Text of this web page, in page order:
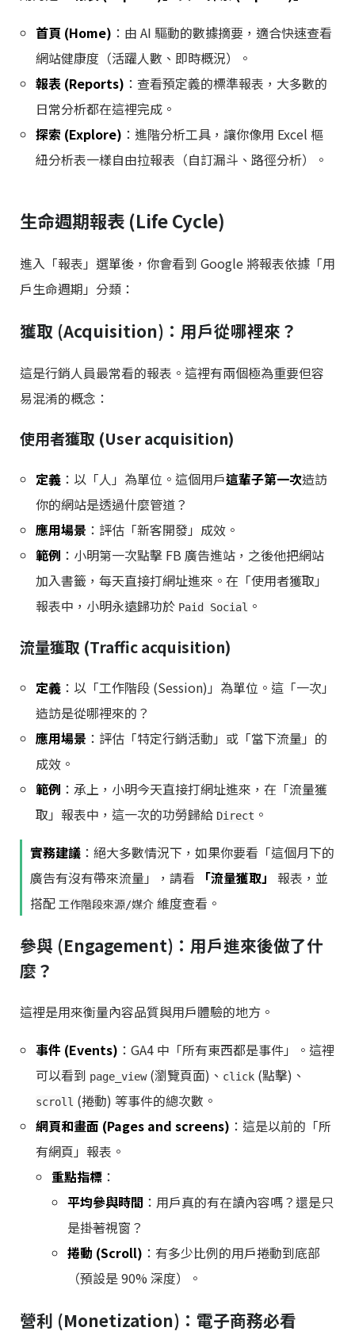
首頁 (Home) ：由 AI 驅動的數據摘要，適合快速查看
網站健康度（活躍人數、即時概況）。
報表 (Reports) ：查看預定義的標準報表，大多數的
日常分析都在這裡完成。
探索 (Explore) ：進階分析工具，讓你像用 Excel 樞
紐分析表一樣自由拉報表（自訂漏斗、路徑分析）。
生命週期報表 (Life Cycle)
進入「報表」選單後，你會看到 Google 將報表依據「用
戶生命週期」分類：
獲取 (Acquisition)：用戶從哪裡來？
這是行銷人員最常看的報表。這裡有兩個極為重要但容
易混淆的概念：
使用者獲取 (User acquisition)
定義 ：以「人」為單位。這個用戶這輩子第一次造訪
你的網站是透過什麼管道？
應用場景 ：評估「新客開發」成效。
範例 ：小明第一次點擊 FB 廣告進站，之後他把網站
加入書籤，每天直接打網址進來。在「使用者獲取」
報表中，小明永遠歸功於 Paid Social 。
流量獲取 (Traffic acquisition)
定義 ：以「工作階段 (Session)」為單位。這「一次」
造訪是從哪裡來的？
應用場景 ：評估「特定行銷活動」或「當下流量」的
成效。
範例 ：承上，小明今天直接打網址進來，在「流量獲
取」報表中，這一次的功勞歸給 Direct 。
實務建議 ：絕大多數情況下，如果你要看「這個月下的
廣告有沒有帶來流量」，請看
「流量獲取」 報表，並
搭配 工作階段來源/媒介 維度查看。
參與 (Engagement)：用戶進來後做了什
麼？
這裡是用來衡量內容品質與用戶體驗的地方。
事件 (Events) ：GA4 中「所有東西都是事件」。這裡
可以看到 page_view(瀏覽頁面)、 click (點擊)、
scroll (捲動) 等事件的總次數。
網頁和畫面 (Pages and screens) ：這是以前的「所
有網頁」報表。
重點指標 ：
平均參與時間 ：用戶真的有在讀內容嗎？還是只
是掛著視窗？
捲動 (Scroll) ：有多少比例的用戶捲動到底部
（預設是 90% 深度）。
營利 (Monetization)：電子商務必看